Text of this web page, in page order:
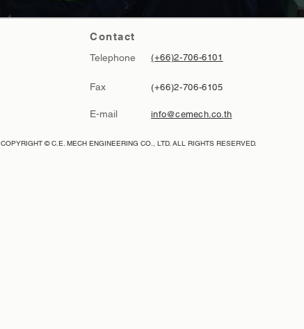
Contact
Telephone (+66)2-706-6101
Fax (+66)2-706-6105
E-mail info@cemech.co.th
COPYRIGHT © C.E. MECH ENGINEERING CO., LTD. ALL RIGHTS RESERVED.